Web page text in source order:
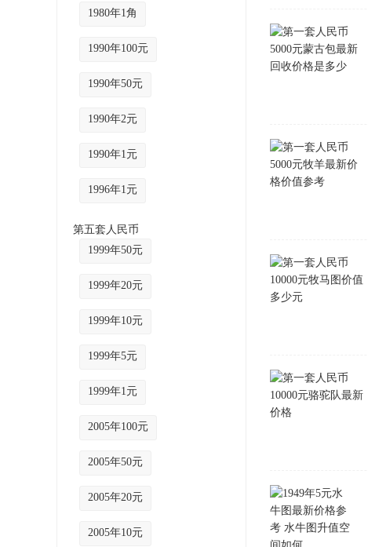
1980年1角
1990年100元
1990年50元
1990年2元
1990年1元
1996年1元
第五套人民币
1999年50元
1999年20元
1999年10元
1999年5元
1999年1元
2005年100元
2005年50元
2005年20元
2005年10元